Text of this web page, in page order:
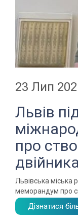
23 Лип
Львів
про
Львівська міська
меморандум про
Дізнатися